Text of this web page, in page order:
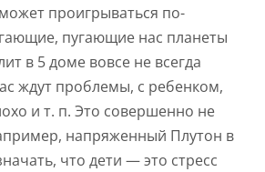
проигрываться по-
пугающие нас планеты
в 5 доме вовсе не всегда
ждут проблемы, с ребенком,
и т. п. Это совершенно не
напряженный Плутон в
что дети — это стресс